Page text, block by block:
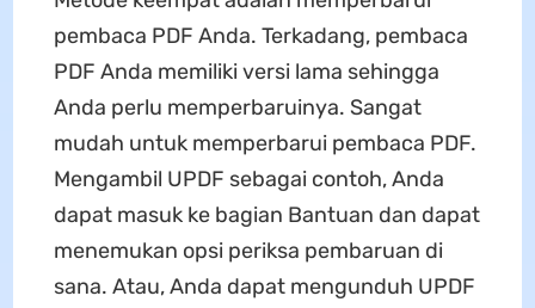
pembaca PDF Anda. Terkadang, pembaca
PDF Anda memiliki versi lama sehingga
Anda perlu memperbaruinya. Sangat
mudah untuk memperbarui pembaca PDF.
Mengambil UPDF sebagai contoh, Anda
dapat masuk ke bagian Bantuan dan dapat
menemukan opsi periksa pembaruan di
sana. Atau, Anda dapat mengunduh UPDF